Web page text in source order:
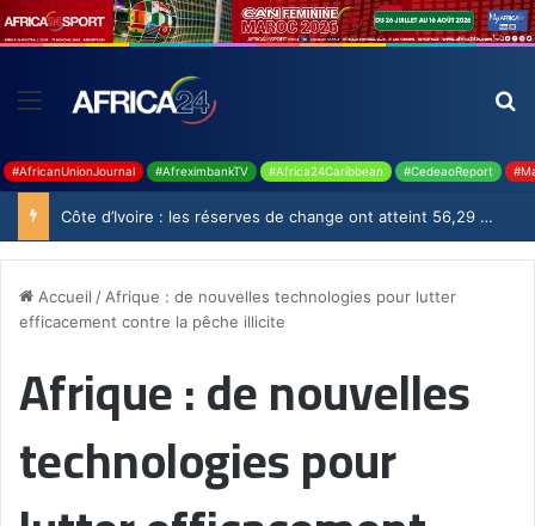
#AfricanUnionJournal #AfreximbankTV #Africa24Caribbean #CedeaoReport
Côte d’Ivoire : les réserves de change ont atteint 56,29 milliards USD en juillet
Accueil / Afrique : de nouvelles technologies pour lutter
efficacement contre la pêche illicite
Afrique : de nouvelles
technologies pour